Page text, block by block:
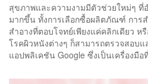
สุขภาพและความงามมีตัวช่วยใหม่ๆ ที่
มากขึ้น ทั้งการเลือกซื้อผลิตภัณฑ์ การ
สำอางที่ตอบโจทย์เพียงแค่คลิกเดียว
โรคผิวหนังต่างๆ ก็สามารถตรวจสอบ
แอปพลิเคชัน Google ซึ่งเป็นเครื่องมื